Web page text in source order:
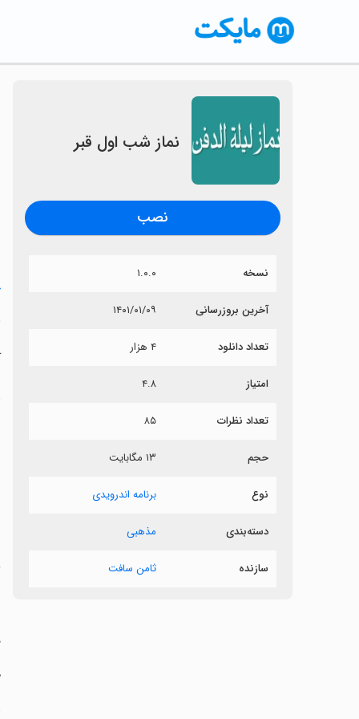
نماز شب اول قبر
نصب
نسخه ۱.۰.۰
آخرین بروزرسانی ۱۴۰۱/۰۱/۰۹
تعداد دانلود ۴ هزار
امتیاز ۴.۸
تعداد نظرات ۸۵
حجم ۱۳ مگابایت
نوع برنامه اندرویدی
دسته‌بندی مذهبی
سازنده ثامن سافت